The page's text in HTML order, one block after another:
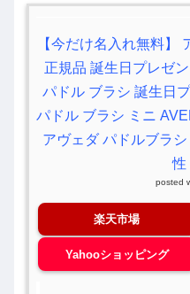
【今だけ名入れ無料】
正規品 誕生日プレゼ
パドル ブラシ 誕生日
パドル ブラシ ミニ
アヴェダ パドルブラ
性
posted
楽天市場
Yahooショッピング